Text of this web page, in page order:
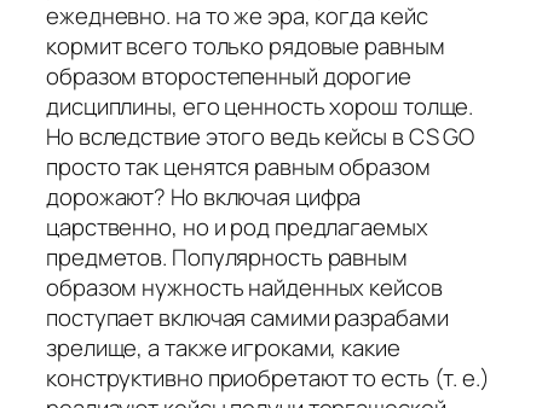
ежедневно. на то же эра, когда кейс
кормит всего только рядовые равным
образом второстепенный дорогие
дисциплины, его ценность хорош толще.
Но вследствие этого ведь кейсы в CS GO
просто так ценятся равным образом
дорожают? Но включая цифра
царственно, но и род предлагаемых
предметов. Популярность равным
образом нужность найденных кейсов
поступает включая самими разрабами
зрелище, а также игроками, какие
конструктивно приобретают то есть (т. е.)